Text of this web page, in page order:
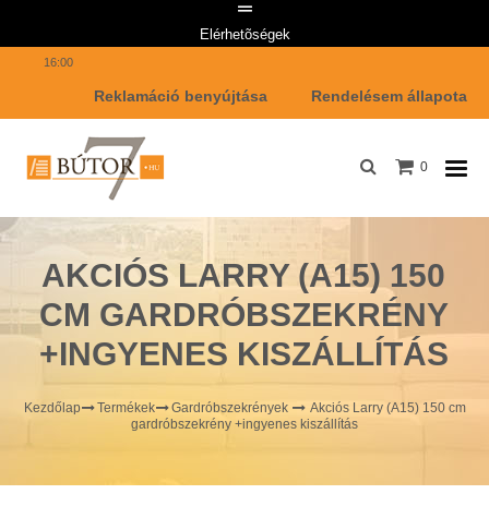
Elérhetõségek
16:00
Rendelésem állapota
Reklamáció benyújtása
0
AKCIÓS LARRY (A15) 150
CM GARDRÓBSZEKRÉNY
+INGYENES KISZÁLLÍTÁS
Kezdőlap Termékek Gardróbszekrények
Akciós Larry (A15) 150 cm
gardróbszekrény +ingyenes kiszállítás